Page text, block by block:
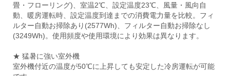
畳・フローリング)、室温2℃、設定温度23℃、風量・風向自
動、暖房運転時、設定温度到達までの消費電力量を比較。フィ
ルター自動お掃除あり(2577Wh)、フィルター自動お掃除なし
(3249Wh)。使用頻度や使用環境により効果は異なります。
★ 猛暑に強い室外機
室外機付近の温度が50℃に上昇しても安定した冷房運転が可能